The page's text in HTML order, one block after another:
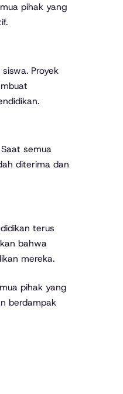
pihak yang
Proyek
semua
diterima dan
terus
bahwa
mereka.
pihak yang
berdampak